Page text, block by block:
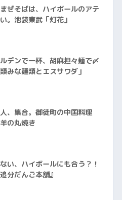
ぜそばは、ハイボールのアテ
。池袋東武「灯花」
デンで一杯、胡麻担々麺で〆
みな麺類とエスサワダ」
、集合。御徒町の中国料理
の丸焼き
い、ハイボールにも合う？！
分だんご本舗』